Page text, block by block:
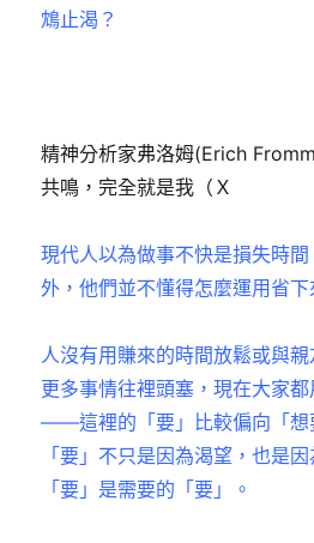
鴆止渴？
精神分析家弗洛姆(Erich
共鳴，完全就是我（Ｘ
現代人以為做事不快是損失時
外，他們並不懂得怎麼運用省下
人沒有用賺來的時間放鬆或與
更多事情往裡頭塞，現在大家
——這裡的「要」比較偏向「想
「要」不只是因為渴望，也是
「要」是需要的「要」。